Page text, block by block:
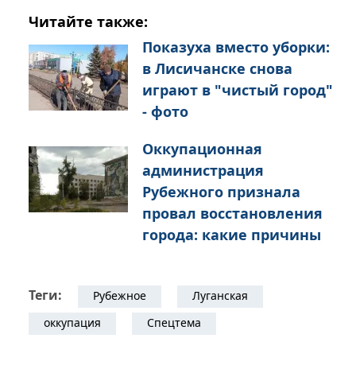
Читайте также:
Показуха вместо уборки:
в Лисичанске снова
играют в "чистый город"
- фото
Оккупационная
администрация
Рубежного признала
провал восстановления
города: какие причины
Теги: Рубежное
Луганская
оккупация
Спецтема